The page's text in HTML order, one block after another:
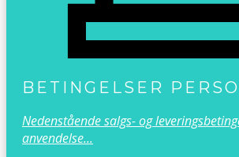
BETINGELSER
Nedenstående salgs- og
anvendelse...